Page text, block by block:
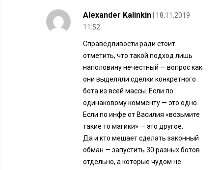
Alexander Kalinkin
| 18.11.2019
11:52
Справедливости ради стоит
отметить, что такой подход лишь
наполовину нечестный — вопрос как
они выделяли сделки конкретного
бота из всей массы. Если по
одинаковому комменту — это одно.
Если по инфе от Василия «возьмите
такие то магики» — это другое.
Да и кто мешает сделать законный
обман — запустить 30 разных ботов
отдельно, а которые чудом не